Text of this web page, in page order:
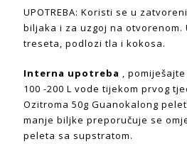
UPOTREBA: Koristi se u
biljaka i za uzgoj na otvorenom.
treseta, podlozi tla i kokosa.
Interna upotreba ,
100 -200 L vode tijekom prvog
Ozitroma 50g Guanokalong
manje biljke preporučuje se
peleta sa supstratom.